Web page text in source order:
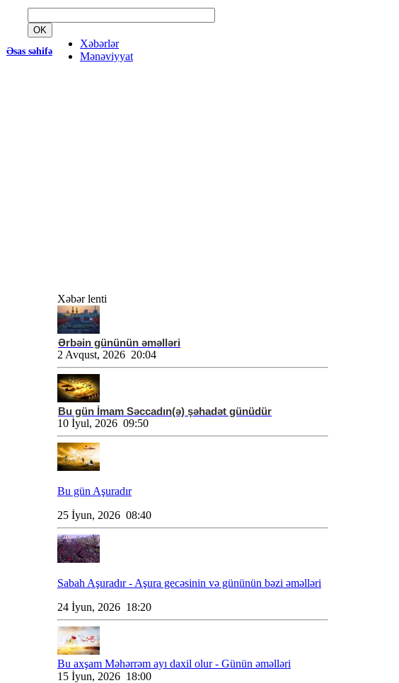
OK
Əsas səhifə
Xəbərlər
Mənəviyyat
Xəbər lenti
Ərbəin gününün əməlləri
2 Avqust, 2026 20:04
Bu gün İmam Səccadın(ə) şəhadət günüdür
10 İyul, 2026 09:50
Bu gün Aşuradır
25 İyun, 2026 08:40
Sabah Aşuradır - Aşura gecəsinin və gününün bəzi əməlləri
24 İyun, 2026 18:20
Bu axşam Məhərrəm ayı daxil olur - Günün əməlləri
15 İyun, 2026 18:00